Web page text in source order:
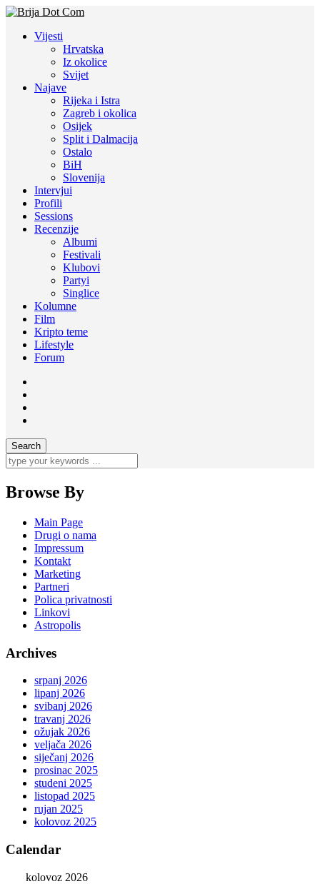
Vijesti
Hrvatska
Iz okolice
Svijet
Najave
Rijeka i Istra
Zagreb i okolica
Osijek
Split i Dalmacija
Ostalo
BiH
Slovenija
Intervjui
Profili
Sessions
Recenzije
Albumi
Festivali
Klubovi
Partyi
Singlice
Kolumne
Film
Kripto teme
Lifestyle
Forum
Browse By
Main Page
Drugi o nama
Impressum
Kontakt
Marketing
Partneri
Polica privatnosti
Linkovi
Astropolis
Archives
srpanj 2026
lipanj 2026
svibanj 2026
travanj 2026
ožujak 2026
veljača 2026
siječanj 2026
prosinac 2025
studeni 2025
listopad 2025
rujan 2025
kolovoz 2025
Calendar
kolovoz 2026